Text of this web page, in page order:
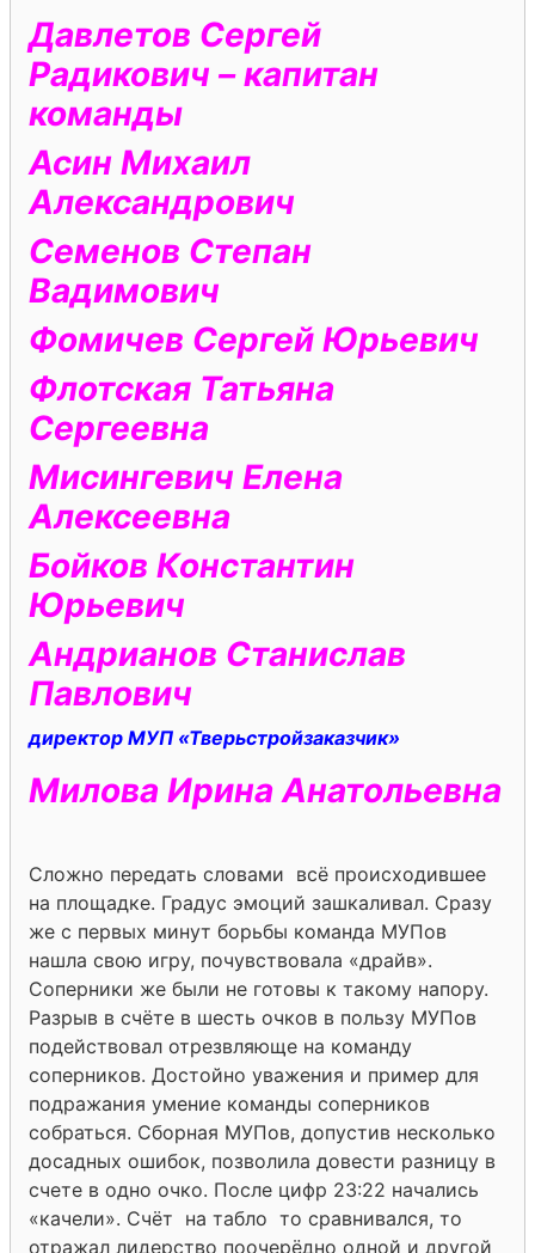
Давлетов Сергей
Радикович – капитан
команды
Асин Михаил
Александрович
Семенов Степан
Вадимович
Фомичев Сергей Юрьевич
Флотская Татьяна
Сергеевна
Мисингевич Елена
Алексеевна
Бойков Константин
Юрьевич
Андрианов Станислав
Павлович
директор МУП «Тверьстройзаказчик»
Милова Ирина Анатольевна
Сложно передать словами всё происходившее
на площадке. Градус эмоций зашкаливал. Сразу
же с первых минут борьбы команда МУПов
нашла свою игру, почувствовала «драйв».
Соперники же были не готовы к такому напору.
Разрыв в счёте в шесть очков в пользу МУПов
подействовал отрезвляюще на команду
соперников. Достойно уважения и пример для
подражания умение команды соперников
собраться. Сборная МУПов, допустив несколько
досадных ошибок, позволила довести разницу в
счете в одно очко. После цифр 23:22 начались
«качели». Счёт на табло то сравнивался, то
отражал лидерство поочерёдно одной и другой